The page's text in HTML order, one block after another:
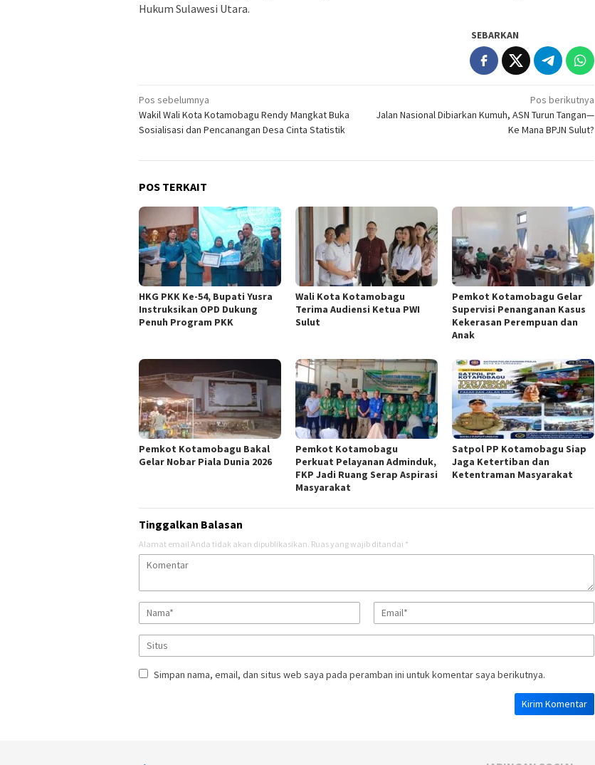
Hukum Sulawesi Utara.
SEBARKAN
Navigasi
pos
Pos sebelumnya
Wakil Wali Kota Kotamobagu Rendy Mangkat Buka
Sosialisasi dan Pencanangan Desa Cinta Statistik
Pos berikutnya
Jalan Nasional Dibiarkan Kumuh, ASN Turun Tangan—
Ke Mana BPJN Sulut?
POS TERKAIT
HKG PKK Ke-54, Bupati Yusra
Instruksikan OPD Dukung
Penuh Program PKK
Wali Kota Kotamobagu
Terima Audiensi Ketua PWI
Sulut
Pemkot Kotamobagu Gelar
Supervisi Penanganan Kasus
Kekerasan Perempuan dan
Anak
Pemkot Kotamobagu Bakal
Gelar Nobar Piala Dunia 2026
Pemkot Kotamobagu
Perkuat Pelayanan Adminduk,
FKP Jadi Ruang Serap Aspirasi
Masyarakat
Satpol PP Kotamobagu Siap
Jaga Ketertiban dan
Ketentraman Masyarakat
Tinggalkan Balasan
Alamat email Anda tidak akan dipublikasikan. Ruas yang wajib ditandai *
Simpan nama, email, dan situs web saya pada peramban ini untuk komentar saya berikutnya.